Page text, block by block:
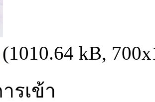
(1010.64 kB,
รเข้า